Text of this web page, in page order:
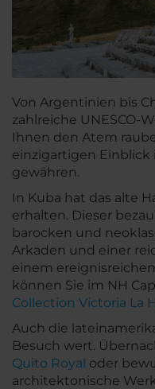
Von Argentinien bis
zahlreiche UNESCO-
Ihnen den Atem
einzigartigen Einblick
gewähren.
In Kuba hat das alte
erhalten. Dieser
barocken und
Arkaden und einer
einem
können Sie im NH
Collection Victoria La
Auch die
Besuch wert.
Quito Royal oder
architektonische